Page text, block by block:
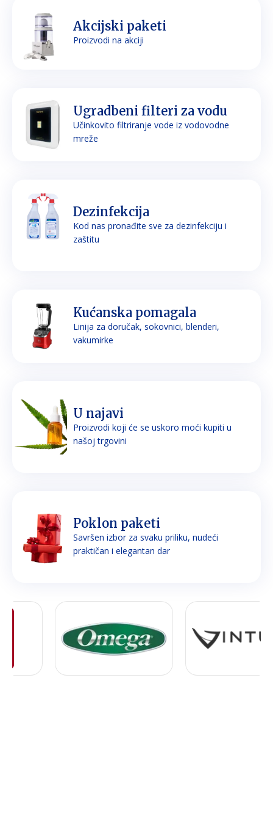
Akcijski paketi
Proizvodi na akciji
Ugradbeni filteri za vodu
Učinkovito filtriranje vode iz vodovodne
mreže
Dezinfekcija
Kod nas pronađite sve za dezinfekciju i
zaštitu
Kućanska pomagala
Linija za doručak, sokovnici, blenderi,
vakumirke
U najavi
Proizvodi koji će se uskoro moći kupiti u
našoj trgovini
Poklon paketi
Savršen izbor za svaku priliku, nudeći
praktičan i elegantan dar